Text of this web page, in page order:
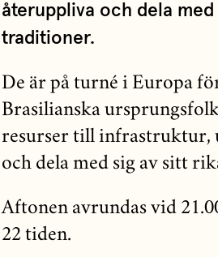
återuppliva och dela
traditioner.
De är på turné i Europa
Brasilianska
resurser till infrastruktur,
och dela med sig av sitt
Aftonen avrundas vid
22 tiden.